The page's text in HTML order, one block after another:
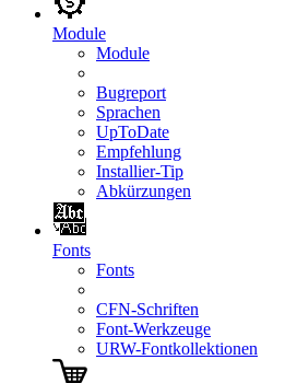
Module
Module
Bugreport
Sprachen
UpToDate
Empfehlung
Installier-Tip
Abkürzungen
Fonts
Fonts
CFN-Schriften
Font-Werkzeuge
URW-Fontkollektionen